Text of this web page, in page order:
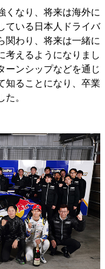
くなり、将来は海外に
ている日本人ドライバ
関わり、将来は一緒に
考えるようになりまし
ーンシップなどを通じ
知ることになり、卒業
。